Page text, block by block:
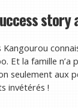
story
Kangourou
Et la famille
seulement aux
invétérés !